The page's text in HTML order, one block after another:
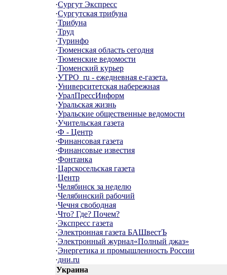
·Сургут Экспресс
·Сургутская трибуна
·Трибуна
·Труд
·Туринфо
·Тюменская область сегодня
·Тюменские ведомости
·Тюменский курьер
·УTPO_ru - ежедневная e-газета.
·Университетская набережная
·УралПрессИнформ
·Уральская жизнь
·Уральские общественные ведомости
·Учительская газета
·Ф - Центр
·Финансовая газета
·Финансовые известия
·Фонтанка
·Царскосельская газета
·Центр
·Челябинск за неделю
·Челябинский рабочий
·Чечня свободная
·Что? Где? Почем?
·Экспресс газета
·Электронная газета БАШвестЪ
·Электронный журнал«Полный джаз»
·Энергетика и промышленность России
·дни.ru
Украина